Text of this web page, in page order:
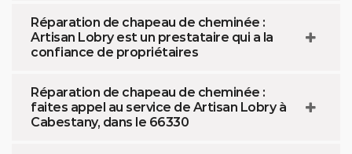
Réparation de chapeau de cheminée :
Artisan Lobry est un prestataire qui a la
confiance de propriétaires
Réparation de chapeau de cheminée :
faites appel au service de Artisan Lobry à
Cabestany, dans le 66330